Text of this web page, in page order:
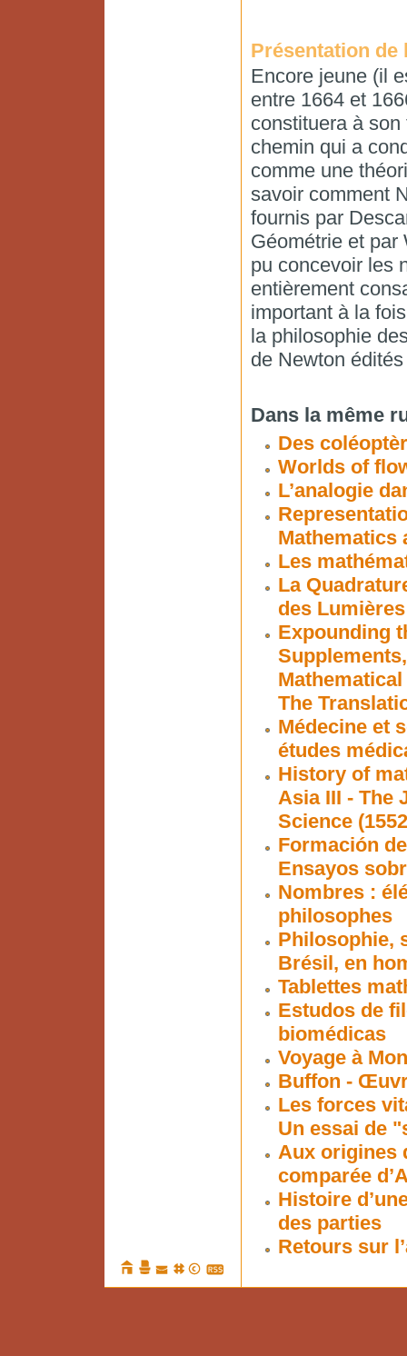
Présentation de
Encore jeune (il
entre 1664 et
constituera à son
chemin qui a
comme une
savoir comment
fournis par
Géométrie et par
pu concevoir les
entièrement
important à la
la philosophie
de Newton
Dans la même
Des
Worlds of
L’analogie
Mathematics
Les
La
des Lumières
Expounding
The
Médecine et
études
History of
Asia III - The
Science
Formación
Ensayos
Nombres :
philosophes
Philosophie,
Brésil, en
Tablettes
Estudos de
biomédicas
Voyage à
Buffon -
Les forces
Un essai de
Aux origines
comparée
Histoire
des parties
Retours sur